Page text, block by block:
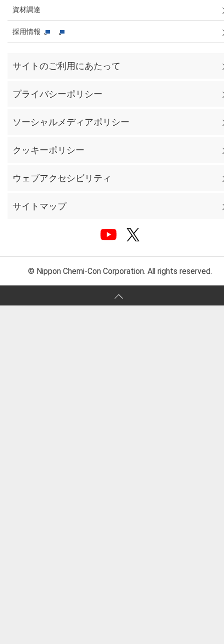
資材調達
採用情報
サイトのご利用にあたって
プライバシーポリシー
ソーシャルメディアポリシー
クッキーポリシー
ウェブアクセシビリティ
サイトマップ
© Nippon Chemi-Con Corporation. All rights reserved.